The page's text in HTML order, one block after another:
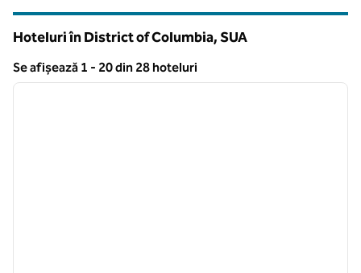
Hoteluri în District of Columbia, SUA
Se afișează 1 - 20 din 28 hoteluri
Se afișează 28 hotel
1 din 12